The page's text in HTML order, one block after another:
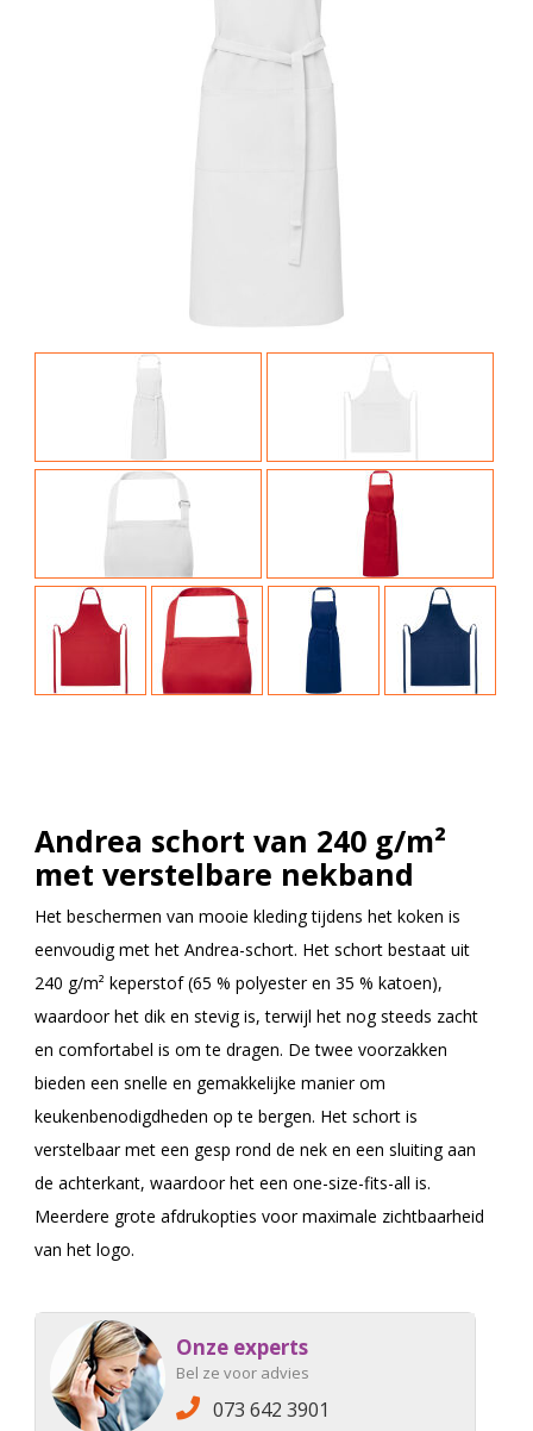
Andrea schort van 240 g/m²
met verstelbare nekband
Het beschermen van mooie kleding tijdens het koken is
eenvoudig met het Andrea-schort. Het schort bestaat uit
240 g/m² keperstof (65 % polyester en 35 % katoen),
waardoor het dik en stevig is, terwijl het nog steeds zacht
en comfortabel is om te dragen. De twee voorzakken
bieden een snelle en gemakkelijke manier om
keukenbenodigdheden op te bergen. Het schort is
verstelbaar met een gesp rond de nek en een sluiting aan
de achterkant, waardoor het een one-size-fits-all is.
Meerdere grote afdrukopties voor maximale zichtbaarheid
van het logo.
Onze experts
Bel ze voor advies
073 642 3901